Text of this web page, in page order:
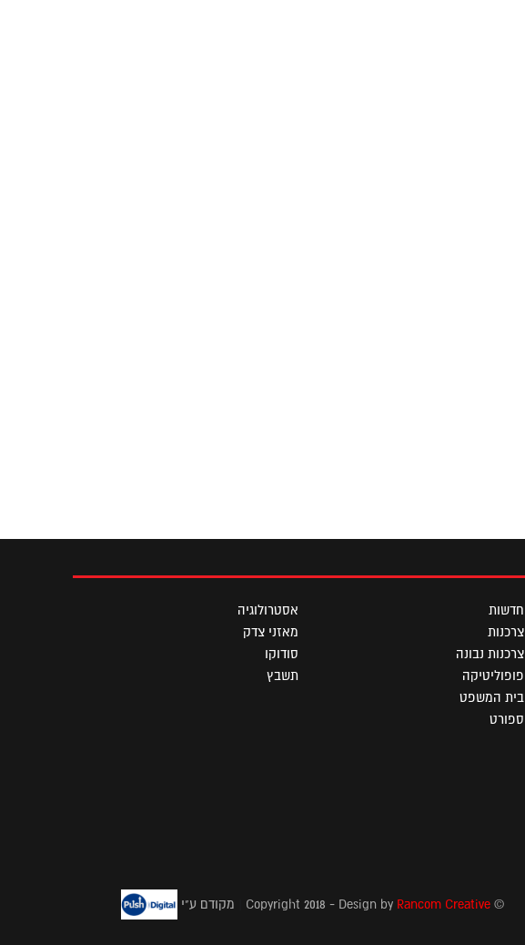
חדשות
צרכנות
צרכנות נבונה
פופוליטיקה
בית המשפט
ספורט
אסטרולוגיה
מאזני צדק
סודוקו
תשבץ
© Copyright 2018 - Design by
Rancom Creative מקודם ע"י